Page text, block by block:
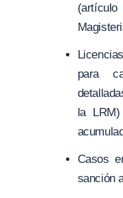
para
la
Casos
sanción